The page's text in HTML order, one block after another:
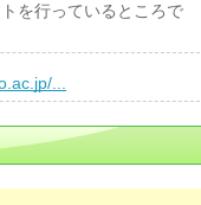
を行っているところで
...